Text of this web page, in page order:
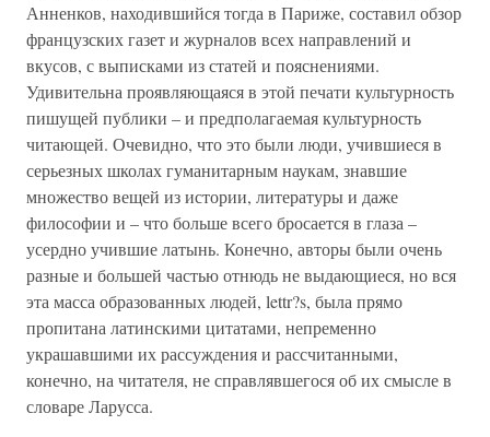
Анненков, находившийся тогда в Париже, составил обзор
французских газет и журналов всех направлений и
вкусов, с выписками из статей и пояснениями.
Удивительна проявляющаяся в этой печати культурность
пишущей публики – и предполагаемая культурность
читающей. Очевидно, что это были люди, учившиеся в
серьезных школах гуманитарным наукам, знавшие
множество вещей из истории, литературы и даже
философии и – что больше всего бросается в глаза –
усердно учившие латынь. Конечно, авторы были очень
разные и большей частью отнюдь не выдающиеся, но вся
эта масса образованных людей, lettr?s, была прямо
пропитана латинскими цитатами, непременно
украшавшими их рассуждения и рассчитанными,
конечно, на читателя, не справлявшегося об их смысле в
словаре Ларусса.